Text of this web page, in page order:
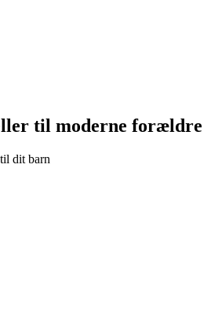
til moderne forældre
dit barn